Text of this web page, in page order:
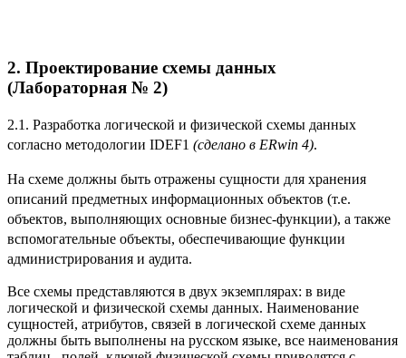
2. Проектирование схемы данных
(Лабораторная № 2)
2.1. Разработка логической и физической схемы данных
согласно методологии IDEF1 (сделано в ERwin 4).
На схеме должны быть отражены сущности для хранения
описаний предметных информационных объектов (т.е.
объектов, выполняющих основные бизнес-функции), а также
вспомогательные объекты, обеспечивающие функции
администрирования и аудита.
Все схемы представляются в двух экземплярах: в виде
логической и физической схемы данных. Наименование
сущностей, атрибутов, связей в логической схеме данных
должны быть выполнены на русском языке, все наименования